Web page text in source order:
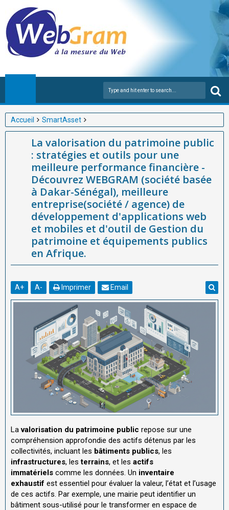
Accueil
SmartAsset
La valorisation du patrimoine public : stratégies et outils pour
une meilleure performance financière - Découvrez WEBGRAM
(société basée à Dakar-Sénégal), meilleure entreprise(société /
agence) de développement d'applications web et mobiles et
d'outil de Gestion du patrimoine et équipements publics en
La valorisation du patrimoine public
: stratégies et outils pour une
meilleure performance financière -
Découvrez WEBGRAM (société basée
à Dakar-Sénégal), meilleure
entreprise(société / agence) de
développement d'applications web
et mobiles et d'outil de Gestion du
patrimoine et équipements publics
en Afrique.
A+ A- Imprimer Email
Lavalorisation du patrimoine public repose sur une
compréhension approfondie des actifs détenus par les
collectivités, incluant les bâtiments publics, les
infrastructures, lesterrains, et les actifs
immatériels comme les données. Un inventaire
exhaustif est essentiel pour évaluer la valeur, l’état et l’usage
de ces actifs. Par exemple, une mairie peut identifier un
bâtiment sous-utilisé pour le transformer en espace de